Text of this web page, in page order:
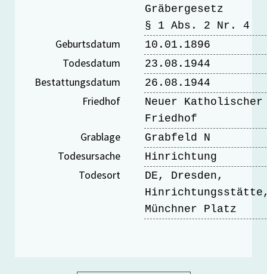
Gräbergesetz
§ 1 Abs. 2 Nr. 4
Geburtsdatum 10.01.1896
Todesdatum 23.08.1944
Bestattungsdatum 26.08.1944
Friedhof
Neuer Katholischer
Friedhof
Grablage Grabfeld N
Todesursache Hinrichtung
Todesort
DE, Dresden,
Münchner Platz